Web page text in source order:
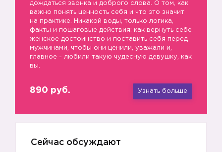
дождаться звонка и доброго слова. О том, как
важно понять ценность себя и что это значит
на практике. Никакой воды, только логика,
факты и пошаговые действия: как вернуть себе
женское достоинство и поставить себя перед
мужчинами, чтобы они ценили, уважали и,
главное - любили такую чудесную девушку, как
вы.
890 руб. Узнать больше
Сейчас обсуждают